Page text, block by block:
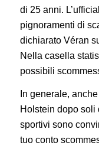
di 25 anni.
pignoramenti di
dichiarato Véran
Nella casella
possibili
In generale,
Holstein dopo soli
sportivi sono
tuo conto